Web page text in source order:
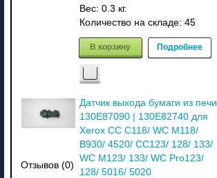
Вес: 0.3 кг.
Количество на складе: 45
В корзину Подробнее
Отзывов (0)
Датчик выхода бумаги из печи
130E87090 | 130E82740 для
Xerox CC C118/ WC M118/
B930/ 4520/ CC123/ 128/ 133/
WC M123/ 133/ WC Pro123/
128/ 5016/ 5020